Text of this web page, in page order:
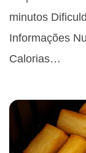
minutos
Informações
Calorias…